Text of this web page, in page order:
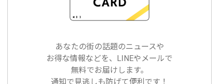
あなたの街の話題のニュースや
お得な情報などを、LINEやメールで
無料でお届けします。
通知で見逃しも防げて便利です！